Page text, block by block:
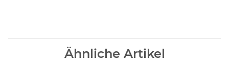
Ähnliche Artikel